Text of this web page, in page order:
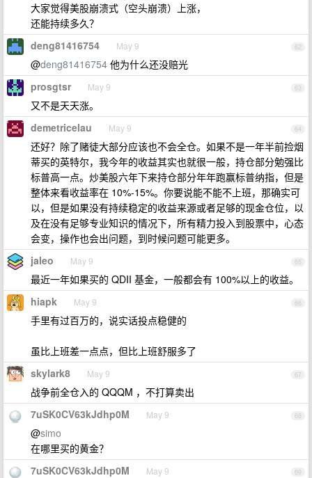
大家觉得美股崩溃式（空头崩溃）上涨，
还能持续多久？
62
deng81416754 May 9
@deng81416754 他为什么还没赔光
63
prosgtsr May 9
又不是天天涨。
64
demetricelau May 9
还好？除了赌徒大部分应该也不会全仓。如果不是一年半前捡烟
蒂买的英特尔，我今年的收益其实也就很一般，持仓部分勉强比
标普高一点。炒美股六年下来持仓部分年年跑赢标普纳指，但是
整体来看收益率在 10%-15%。你要说能不能不上班，那确实可
以，但是如果没有持续稳定的收益来源或者足够的现金仓位，以
及在没有足够专业知识的情况下，所有精力投入到股票中，心态
会变，操作也会出问题，到时候问题可能更多。
65
jaleo May 9
最近一年如果买的 QDII 基金，一般都会有 100%以上的收益。
66
hiapk May 9
手里有过百万的，说实话投点稳健的
虽比上班差一点点，但比上班舒服多了
67
skylark8 May 9
战争前全仓入的 QQQM ，不打算卖出
68
7uSK0CV63kJdhp0M May 9
@simo
在哪里买的黄金？
69
7uSK0CV63kJdhp0M May 9